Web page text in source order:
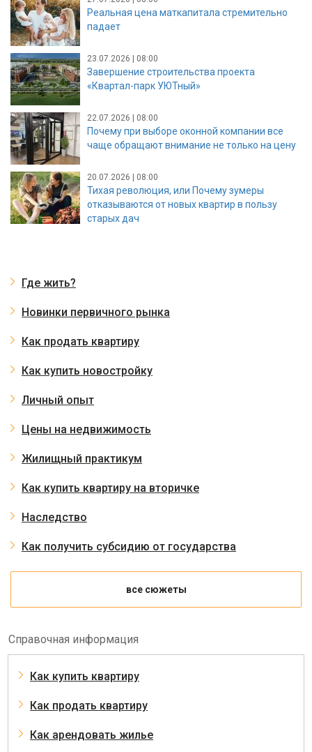
Реальная цена маткапитала стремительно
падает
23.07.2026 | 08:00
Завершение строительства проекта
«Квартал-парк УЮТный»
22.07.2026 | 08:00
Почему при выборе оконной компании все
чаще обращают внимание не только на цену
20.07.2026 | 08:00
Тихая революция, или Почему зумеры
отказываются от новых квартир в пользу
старых дач
Где жить?
Новинки первичного рынка
Как продать квартиру
Как купить новостройку
Личный опыт
Цены на недвижимость
Жилищный практикум
Как купить квартиру на вторичке
Наследство
Как получить субсидию от государства
все сюжеты
Справочная информация
Как купить квартиру
Как продать квартиру
Как арендовать жилье